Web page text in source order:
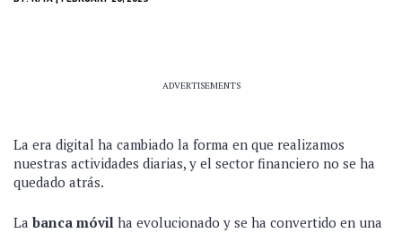
ADVERTISEMENTS
La era digital ha cambiado la forma en que realizamos
nuestras actividades diarias, y el sector financiero no se ha
quedado atrás.
La banca móvil ha evolucionado y se ha convertido en una